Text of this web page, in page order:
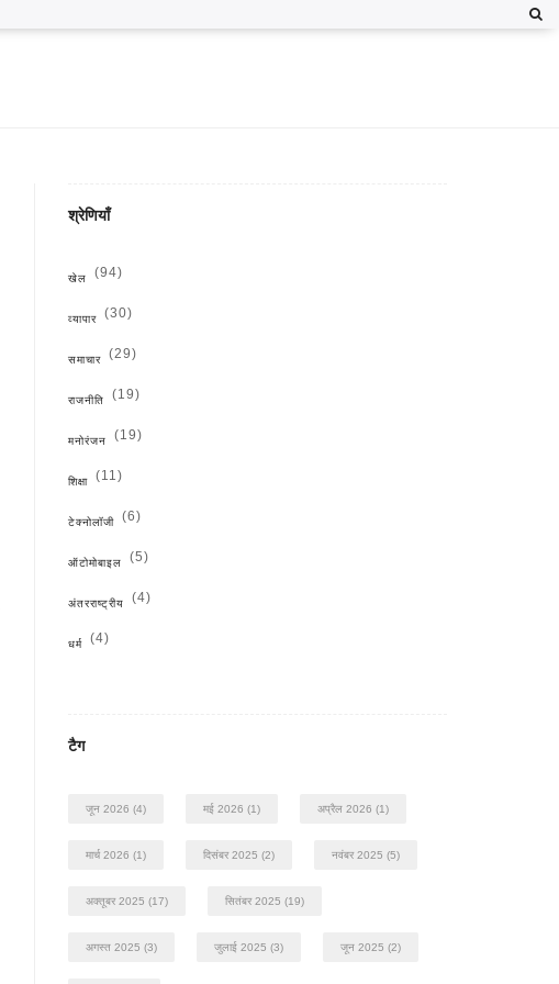
श्रेणियाँ
खेल (94)
व्यापार (30)
समाचार (29)
राजनीति (19)
मनोरंजन (19)
शिक्षा (11)
टेक्नोलॉजी (6)
ऑटोमोबाइल (5)
अंतरराष्ट्रीय (4)
धर्म (4)
टैग
जून 2026 (4) मई 2026 (1) अप्रैल 2026 (1)
मार्च 2026 (1) दिसंबर 2025 (2) नवंबर 2025 (5)
अक्तूबर 2025 (17) सितंबर 2025 (19)
अगस्त 2025 (3) जुलाई 2025 (3) जून 2025 (2)